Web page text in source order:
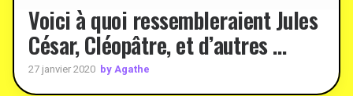
Voici à quoi ressembleraient Jules
César, Cléopâtre, et d’autres …
27 janvier 2020 by Agathe